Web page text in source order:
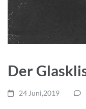
Der
24 Juni,2019